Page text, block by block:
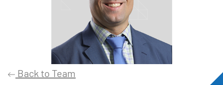
Back to Team